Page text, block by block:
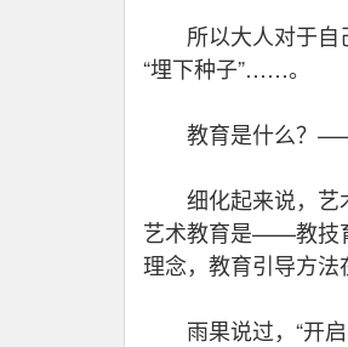
所以大人对于自己
“埋下种子”……。
教育是什么？——
细化起来说，艺术
艺术教育是——教技
理念，教育引导方法
雨果说过，“开启